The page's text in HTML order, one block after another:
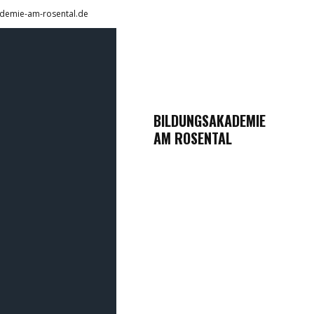
BILDUNGSAKADEMIE
AM ROSENTAL
am-rosental.de